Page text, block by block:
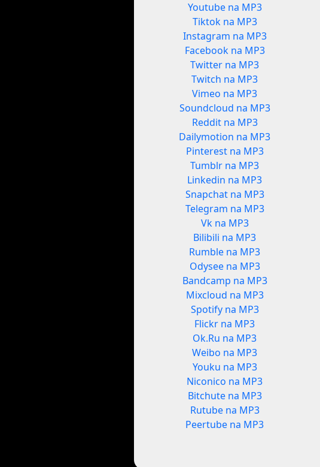
Youtube na MP3
Tiktok na MP3
Instagram na MP3
Facebook na MP3
Twitter na MP3
Twitch na MP3
Vimeo na MP3
Soundcloud na MP3
Reddit na MP3
Dailymotion na MP3
Pinterest na MP3
Tumblr na MP3
Linkedin na MP3
Snapchat na MP3
Telegram na MP3
Vk na MP3
Bilibili na MP3
Rumble na MP3
Odysee na MP3
Bandcamp na MP3
Mixcloud na MP3
Spotify na MP3
Flickr na MP3
Ok.Ru na MP3
Weibo na MP3
Youku na MP3
Niconico na MP3
Bitchute na MP3
Rutube na MP3
Peertube na MP3